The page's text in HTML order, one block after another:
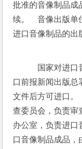
批准的音像制品成
续。　音像出版单
进口音像制品的出
国家对进口
口前报新闻出版总
文件后方可进口。
查委员会，负责审
办公室，负责进口
口音像制品成品，